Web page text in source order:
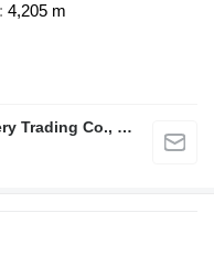
4,205 m
Anhui Lentlis Engineering Machinery Trading Co., Ltd.